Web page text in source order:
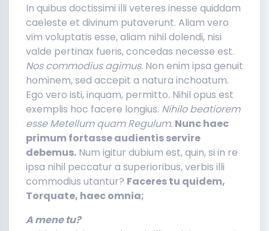
In quibus doctissimi illi veteres inesse quiddam
caeleste et divinum putaverunt. Aliam vero
vim voluptatis esse, aliam nihil dolendi, nisi
valde pertinax fueris, concedas necesse est.
Nos commodius agimus. Non enim ipsa genuit
hominem, sed accepit a natura inchoatum.
Ego vero isti, inquam, permitto. Nihil opus est
exemplis hoc facere longius. Nihilo beatiorem
esse Metellum quam Regulum. Nunc haec
primum fortasse audientis servire
debemus. Num igitur dubium est, quin, si in re
ipsa nihil peccatur a superioribus, verbis illi
commodius utantur? Faceres tu quidem,
Torquate, haec omnia;
A mene tu?